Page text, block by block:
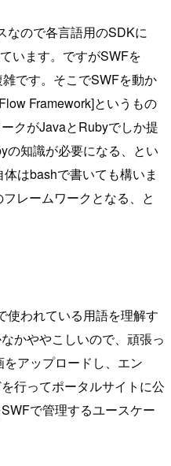
なので各言語用のSDKに
います。ですがSWFを
です。そこでSWFを動か
Framework]というもの
クがJavaとRubyでしか提
の知識が必要になる、とい
はbashで書いても構いま
レームワークとなる、と
使われている用語を理解す
かややこしいので、頑張っ
アップロードし、エン
行ってポータルサイトに公
で管理するユースケー